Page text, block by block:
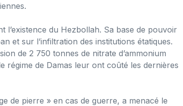
du Hezbollah. Sa base de pouvoir
et sur l’infiltration des institutions étatiques.
de 2 750 tonnes de nitrate d’ammonium
de Damas leur ont coûté les dernières
de pierre » en cas de guerre, a menacé le